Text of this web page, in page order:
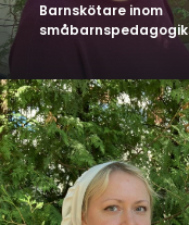
Barnskötare inom
småbarnspedagogik